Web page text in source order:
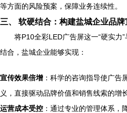
等方面的风险预案，保障业务连续性。
三、 软硬结合：构建盐城企业品
将P10全彩LED广告屏这一“硬实力
结合，盐城企业能够实现：
宣传效果倍增 ：科学的咨询指导使广告
义，直接驱动品牌价值和销售线索的增长
运营成本受控 ：通过专业的管理体系，